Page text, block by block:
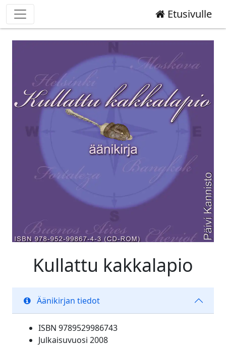
Etusivulle
Kullattu kakkalapio
Äänikirjan tiedot
ISBN 9789529986743
Julkaisuvuosi 2008